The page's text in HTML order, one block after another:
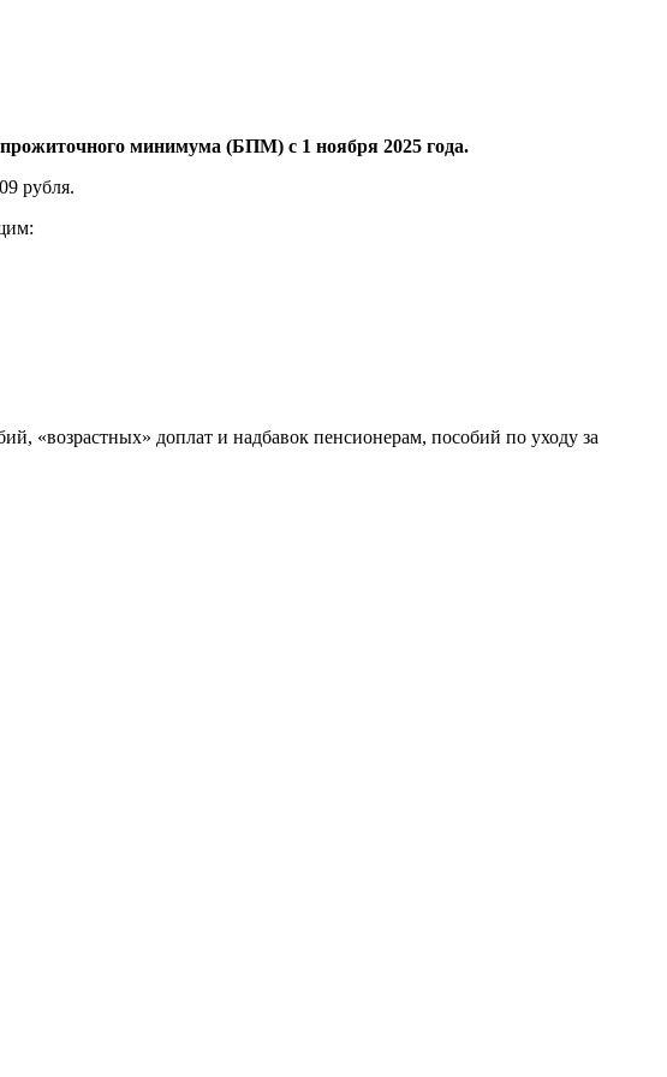
минимума (БПМ) с 1 ноября 2025 года.
рубля.
«возрастных» доплат и надбавок пенсионерам, пособий по уходу за